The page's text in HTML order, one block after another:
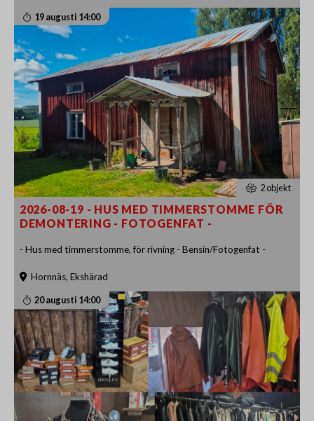
19 augusti 14:00
2 objekt
2026-08-19 - HUS MED TIMMERSTOMME FÖR
DEMONTERING - FOTOGENFAT -
- Hus med timmerstomme, för rivning - Bensin/Fotogenfat -
Hornnäs, Ekshärad
20 augusti 14:00